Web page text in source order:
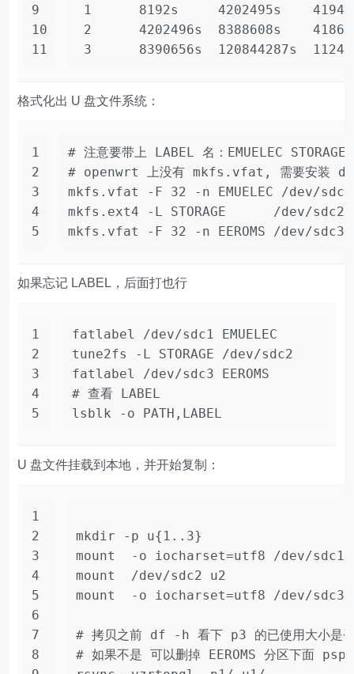
9
10
11
1      8192s     4202495s
2      4202496s  8388608s
3      8390656s  120844287s
格式化出 U 盘文件系统：
1
2
3
4
5
# 注意要带上 LABEL 名：EMUELEC STORAGE
# openwrt 上没有 mkfs.vfat, 需要安
mkfs.vfat -F 32 -n EMUELEC /dev/sdc1
mkfs.ext4 -L STORAGE      /dev/sdc2
mkfs.vfat -F 32 -n EEROMS /dev/sdc3
如果忘记 LABEL，后面打也行
1
2
3
4
5
fatlabel /dev/sdc1 EMUELEC
tune2fs -L STORAGE /dev/sdc2
fatlabel /dev/sdc3 EEROMS
# 查看 LABEL
lsblk -o PATH,LABEL
U 盘文件挂载到本地，并开始复制：
1
2
3
4
5
6
7
8
mkdir -p u{1..3}
mount  -o iocharset=utf8 /dev/sdc1
mount  /dev/sdc2 u2
mount  -o iocharset=utf8 /dev/sdc3
# 拷贝之前 df -h 看下 p3 的已使用大小是
# 如果不是 可以删掉 EEROMS 分区下面 psp